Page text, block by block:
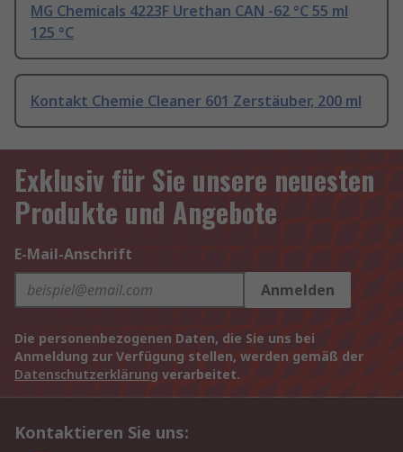
MG Chemicals 4223F Urethan CAN -62 °C 55 ml
125 °C
Kontakt Chemie Cleaner 601 Zerstäuber, 200 ml
Exklusiv für Sie unsere neuesten
Produkte und Angebote
E-Mail-Anschrift
Anmelden
Die personenbezogenen Daten, die Sie uns bei
Anmeldung zur Verfügung stellen, werden gemäß der
Datenschutzerklärung verarbeitet.
Kontaktieren Sie uns: